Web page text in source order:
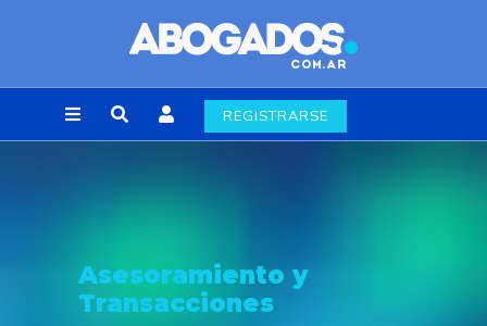
REGISTRARSE
Asesoramiento y
Transacciones